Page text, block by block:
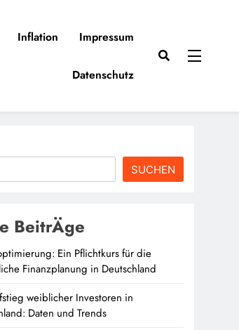
Inflation Impressum
Datenschutz
SUCHEN
BeitrÄge
Ein Pflichtkurs für die
Finanzplanung in Deutschland
weiblicher Investoren in
Daten und Trends